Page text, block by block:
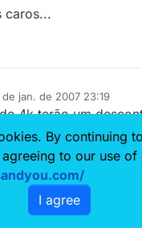
caros...
de jan. de 2007 23:19
4k terão um
By continuing
to our use of
I agree